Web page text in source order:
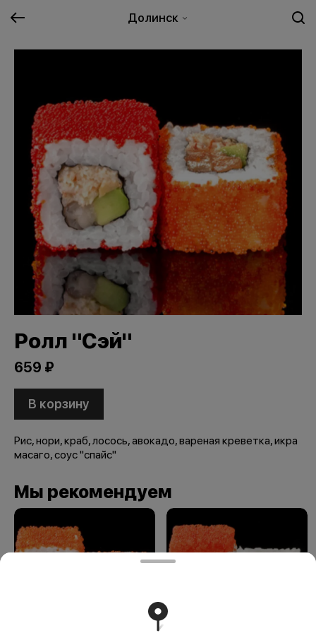
Долинск
Ролл "Сэй"
659 ₽
В корзину
Рис, нори, краб, лосось, авокадо, вареная креветка, икра
масаго, соус "спайс"
Мы рекомендуем